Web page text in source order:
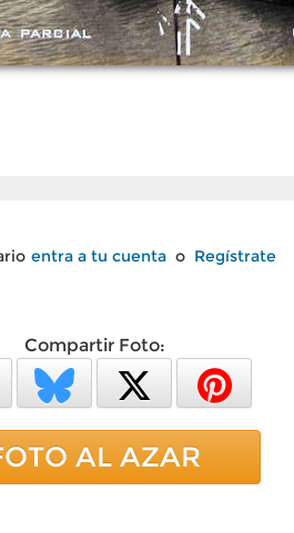
entra a tu cuenta o Regístrate
Compartir Foto:
AL AZAR